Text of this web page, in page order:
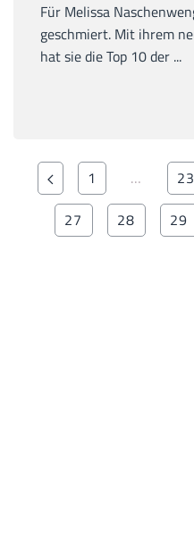
Für Melissa
geschmiert. Mit ihrem
hat sie die Top 10 der ...
1 … 23
27
28 29